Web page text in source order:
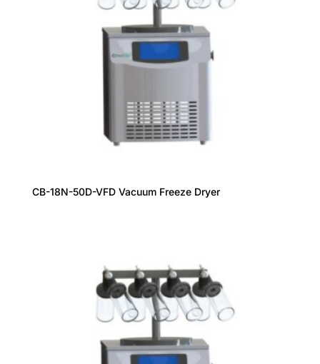
CB-18N-50D-VFD Vacuum Freeze Dryer